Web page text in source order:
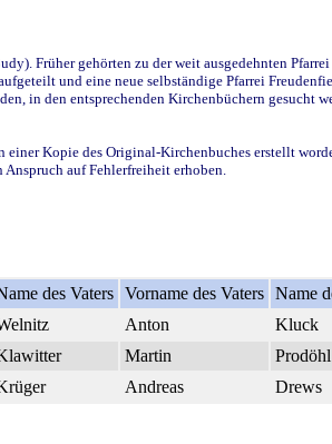
Früher gehörten zu der weit ausgedehnten
und eine neue selbständige Pfarrei
in den entsprechenden Kirchenbüchern gesucht
Kopie des Original-Kirchenbuches erstellt
auf Fehlerfreiheit erhoben.
des Vaters Vorname des Vaters Name
Anton Kluck
Martin Prodöhl
Andreas Drews